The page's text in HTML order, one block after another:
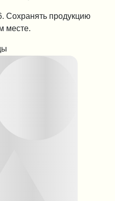
Сохранять продукцию
месте.